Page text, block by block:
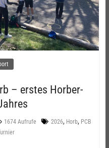
– erstes Horber-
1674 Aufrufe 2026, Horb, PCB